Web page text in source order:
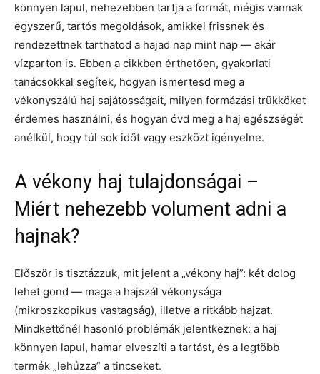
könnyen lapul, nehezebben tartja a formát, mégis vannak
egyszerű, tartós megoldások, amikkel frissnek és
rendezettnek tarthatod a hajad nap mint nap — akár
vízparton is. Ebben a cikkben érthetően, gyakorlati
tanácsokkal segítek, hogyan ismertesd meg a
vékonyszálú haj sajátosságait, milyen formázási trükköket
érdemes használni, és hogyan óvd meg a haj egészségét
anélkül, hogy túl sok időt vagy eszközt igényelne.
A vékony haj tulajdonságai –
Miért nehezebb volument adni a
hajnak?
Először is tisztázzuk, mit jelent a „vékony haj”: két dolog
lehet gond — maga a hajszál vékonysága
(mikroszkopikus vastagság), illetve a ritkább hajzat.
Mindkettőnél hasonló problémák jelentkeznek: a haj
könnyen lapul, hamar elveszíti a tartást, és a legtöbb
termék „lehúzza” a tincseket.